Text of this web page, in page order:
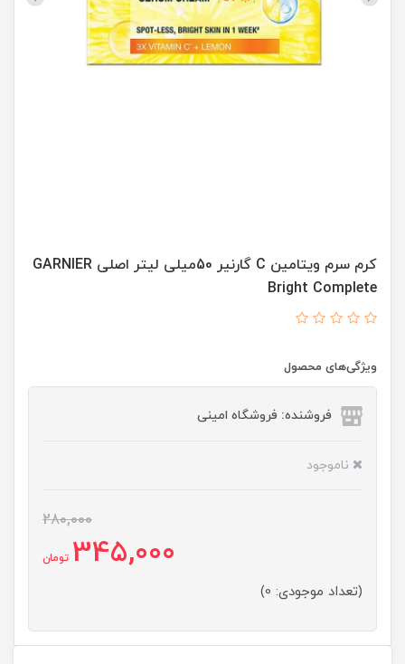
کرم سرم ویتامین C گارنیر 50میلی لیتر اصلی GARNIER
Bright Complete
ویژگی‌های محصول
فروشنده: فروشگاه امینی
ناموجود
280,000
345,000 تومان
(تعداد موجودی: 0)